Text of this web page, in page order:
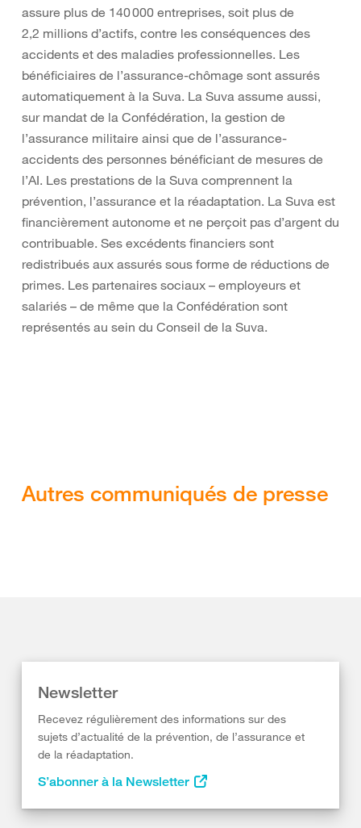
assure plus de 140 000 entreprises, soit plus de
2,2 millions d’actifs, contre les conséquences des
accidents et des maladies professionnelles. Les
bénéficiaires de l’assurance-chômage sont assurés
automatiquement à la Suva. La Suva assume aussi,
sur mandat de la Confédération, la gestion de
l’assurance militaire ainsi que de l’assurance-
accidents des personnes bénéficiant de mesures de
l’AI. Les prestations de la Suva comprennent la
prévention, l’assurance et la réadaptation. La Suva est
financièrement autonome et ne perçoit pas d’argent du
contribuable. Ses excédents financiers sont
redistribués aux assurés sous forme de réductions de
primes. Les partenaires sociaux – employeurs et
salariés – de même que la Confédération sont
représentés au sein du Conseil de la Suva.
Autres communiqués de presse
Newsletter
Recevez régulièrement des informations sur des
sujets d’actualité de la prévention, de l’assurance et
de la réadaptation.
S’abonner à la Newsletter